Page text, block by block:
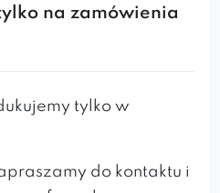
się
komfort
ku górze tworzą
oparcia ramion
jest
wysokoelastyczną
wygodę i trwałość.
na zamówienia
tylko w
do kontaktu i